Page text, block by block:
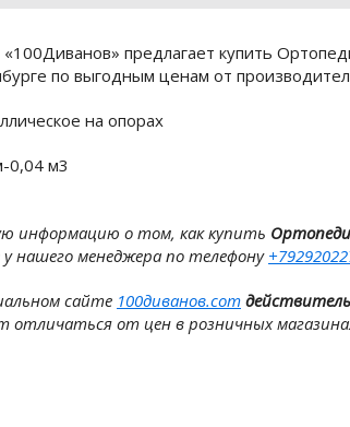
предлагает купить
по выгодным ценам от
на опорах
0,04 м3
информацию о том, как купить
нашего менеджера по телефону
сайте 100диванов.com
отличаться от цен в розничных